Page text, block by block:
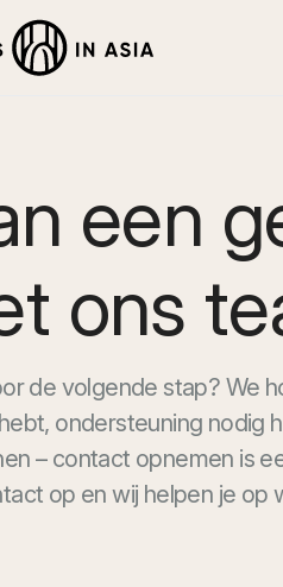
een
ons
de volgende stap? We
ondersteuning nodig
– contact opnemen is
op en wij helpen je op